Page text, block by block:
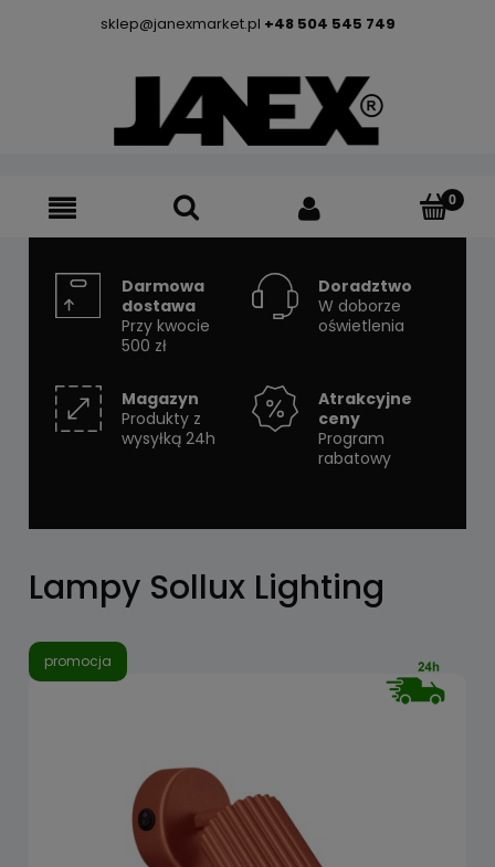
sklep@janexmarket.pl +48 504 545 749
Darmowa
dostawa
Przy kwocie
500 zł
Doradztwo
W doborze
oświetlenia
Magazyn
Produkty z
wysyłką 24h
Atrakcyjne
ceny
Program
rabatowy
Lampy Sollux Lighting
promocja